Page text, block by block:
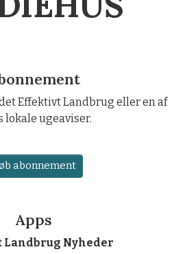
Effektivt Landbrug eller en af
lokale ugeaviser.
abonnement
Apps
Landbrug Nyheder